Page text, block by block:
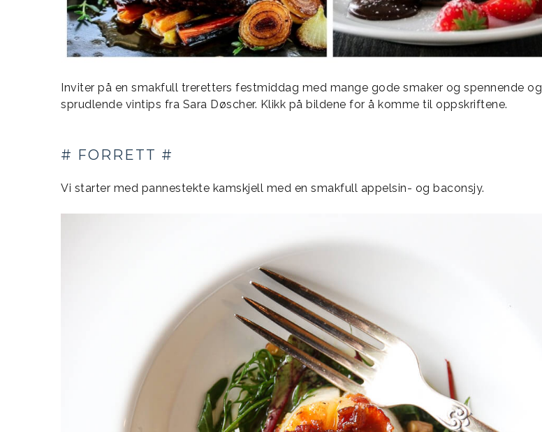
Inviter på en smakfull treretters festmiddag med mange gode smaker og spennende og
sprudlende vintips fra Sara Døscher. Klikk på bildene for å komme til oppskriftene.
# FORRETT #
Vi starter med pannestekte kamskjell med en smakfull appelsin- og baconsjy.